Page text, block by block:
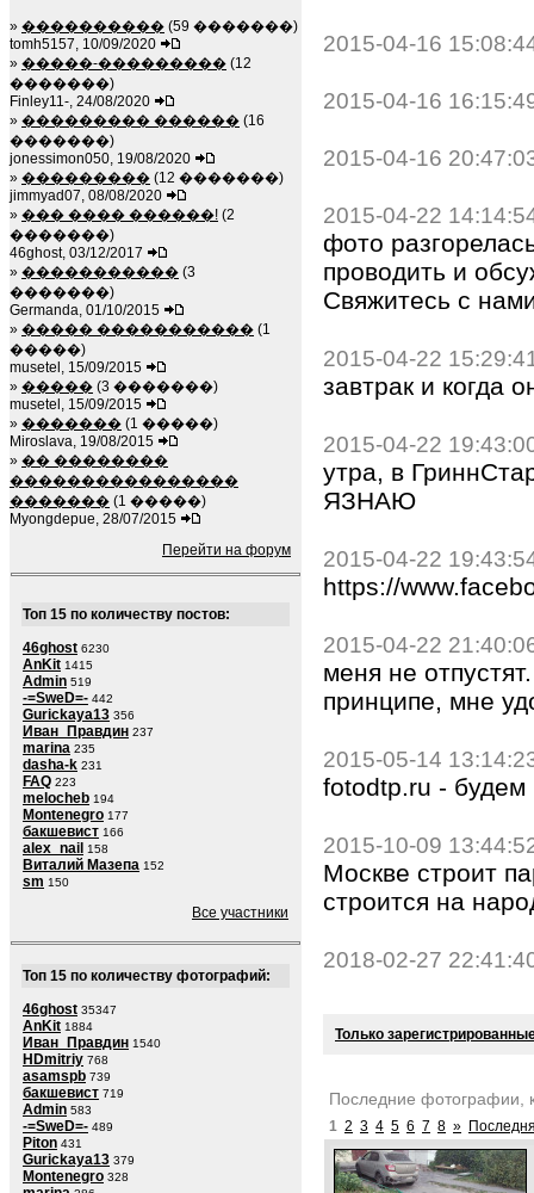
» ���������� (59 �������)
tomh5157, 10/09/2020
» �����-��������� (12
�������)
Finley11-, 24/08/2020
» ��������� ������ (16
�������)
jonessimon050, 19/08/2020
» ��������� (12 �������)
jimmyad07, 08/08/2020
» ��� ���� ������! (2
�������)
46ghost, 03/12/2017
» ����������� (3
�������)
Germanda, 01/10/2015
» ����� ����������� (1
�����)
musetel, 15/09/2015
» ����� (3 �������)
musetel, 15/09/2015
» ������� (1 �����)
Miroslava, 19/08/2015
» �� ��������
����������������
������� (1 �����)
Myongdepue, 28/07/2015
Перейти на форум
Топ 15 по количеству постов:
46ghost 6230
AnKit 1415
Admin 519
-=SweD=- 442
Gurickaya13 356
Иван_Правдин 237
marina 235
dasha-k 231
FAQ 223
melocheb 194
Montenegro 177
бакшевист 166
alex_nail 158
Виталий Мазепа 152
sm 150
Все участники
Топ 15 по количеству фотографий:
46ghost 35347
AnKit 1884
Иван_Правдин 1540
HDmitriy 768
asamspb 739
бакшевист 719
Admin 583
-=SweD=- 489
Piton 431
Gurickaya13 379
Montenegro 328
2015-04-16
2015-04-16
2015-04-16
2015-04-22
фото
проводить и
Свяжитесь с
2015-04-22
завтрак и когда
2015-04-22
утра, в
ЯЗНАЮ
2015-04-22
https://
2015-04-22
меня не
принципе, мне
2015-05-14
fotodtp.ru -
2015-10-09
Москве строит
строится на
2018-02-27
Только
Последние фотографии,
1 2 3 4 5 6 7 8 »